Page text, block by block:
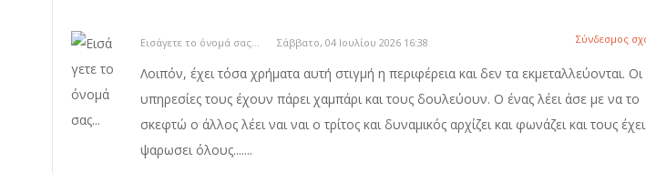
Εισάγετε το όνομά σας... Σάββατο, 04 Ιουλίου 2026 16:38 Σύνδεσμος
Λοιπόν, έχει τόσα χρήματα αυτή στιγμή η περιφέρεια και δεν τα εκμεταλλεύονται. Οι
υπηρεσίες τους έχουν πάρει χαμπάρι και τους δουλεύουν. Ο ένας λέει άσε με να το
σκεφτώ ο άλλος λέει ναι ναι ο τρίτος και δυναμικός αρχίζει και φωνάζει και τους έχει
ψαρωσει όλους.......